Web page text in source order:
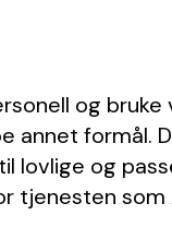
og
annet
lovlige og
tjenesten